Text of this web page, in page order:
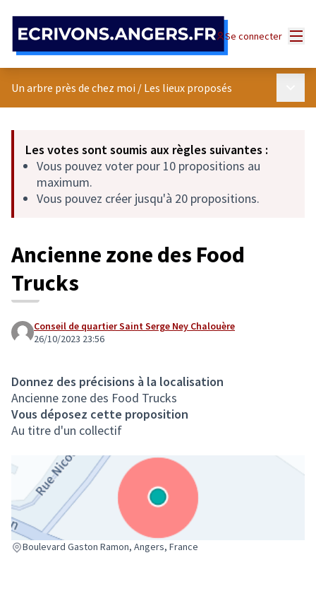
Se connecter
Un arbre près de chez moi / Les lieux proposés
Les votes sont soumis aux règles suivantes :
Vous pouvez voter pour 10 propositions au
maximum.
Vous pouvez créer jusqu'à 20 propositions.
Ancienne zone des Food
Trucks
Conseil de quartier Saint Serge Ney Chalouère
26/10/2023 23:56
Donnez des précisions à la localisation
Ancienne zone des Food Trucks
Vous déposez cette proposition
Au titre d'un collectif
Boulevard Gaston Ramon, Angers, France
(Lien externe)